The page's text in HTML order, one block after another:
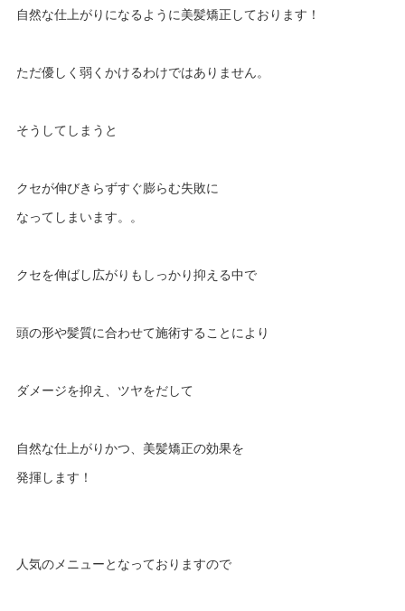
自然な仕上がりになるように美髪矯正しております！
ただ優しく弱くかけるわけではありません。
そうしてしまうと
クセが伸びきらずすぐ膨らむ失敗に
なってしまいます。。
クセを伸ばし広がりもしっかり抑える中で
頭の形や髪質に合わせて施術することにより
ダメージを抑え、ツヤをだして
自然な仕上がりかつ、美髪矯正の効果を
発揮します！
人気のメニューとなっておりますので